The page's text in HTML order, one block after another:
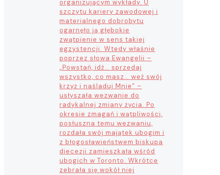
organizującym wykłady. U
szczytu kariery zawodowej i
materialnego dobrobytu
ogarnęło ją głębokie
zwątpienie w sens takiej
egzystencji. Wtedy właśnie
poprzez słowa Ewangelii –
„Powstań, idź… sprzedaj
wszystko, co masz… weź swój
krzyż i naśladuj Mnie” –
usłyszała wezwanie do
radykalnej zmiany życia. Po
okresie zmagań i wątpliwości,
posłuszna temu wezwaniu,
rozdała swój majątek ubogim i
z błogosławieństwem biskupa
diecezji zamieszkała wśród
ubogich w Toronto. Wkrótce
zebrała się wokół niej